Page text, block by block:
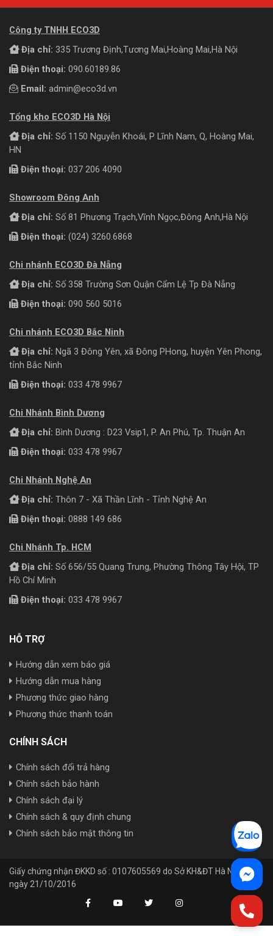
Công ty TNHH ECO3D
Địa chỉ: 335 Trương Định,Tương Mai,Hoàng Mai,Hà Nội
Điện thoại: 090.60189.86
Email: admin@eco3d.vn
Tổng kho ECO3D Hà Nội
Địa chỉ: Số 1150 Nguyễn Khoái, P Lĩnh Nam, Q, Hoàng Mai,
HN
Điện thoại: 037 206 4090
Showroom Đông Anh
Địa chỉ: Số 81 Phương Trạch,Vĩnh Ngọc,Đông Anh,Hà Nội
Điện thoại: (024) 3260.6868
Chi nhánh ECO3D Đà Nẵng
Địa chỉ: Số 358 Trường Sơn Quận Cẩm Lệ Tp Đà Nẵng
Điện thoại: 090 560 5016
Chi nhánh ECO3D Bắc Ninh
Địa chỉ: Ngã 3 Đông Yên, xã Đông PHong, huyện Yên Phong,
tỉnh Bắc Ninh
Điện thoại: 033 478 9967
Chi Nhánh Bình Dương
Địa chỉ: Bình Dương : D23 Vsip1, P. An Phú, Tp. Thuận An
Điện thoại: 033 478 9967
Chi Nhánh Nghệ An
Địa chỉ: Thôn 7 - Xã Thần Lĩnh - Tỉnh Nghệ An
Điện thoại: 0888 149 686
Chi Nhánh Tp. HCM
Địa chỉ: Số 656/55 Quang Trung, Phường Thông Tây Hội, TP
Hồ Chí Minh
Điện thoại: 033 478 9967
HỖ TRỢ
Hướng dẫn xem báo giá
Hướng dẫn mua hàng
Phương thức giao hàng
Phương thức thanh toán
CHÍNH SÁCH
Chính sách đổi trả hàng
Chính sách bảo hành
Chính sách đại lý
Chính sách & quy định chung
Chính sách bảo mật thông tin
Giấy chứng nhận ĐKKD số : 0107605569 do Sở KH&ĐT Hà Nội cấp
ngày 21/10/2016